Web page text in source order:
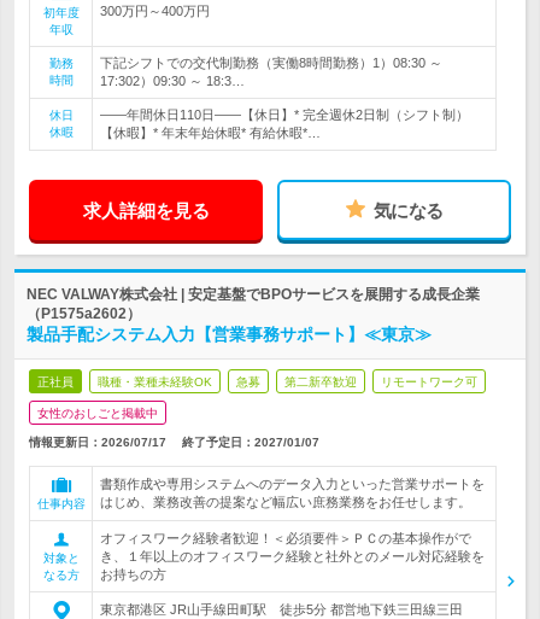
初年度
年収
300万円～400万円
勤務
時間
下記シフトでの交代制勤務（実働8時間勤務）1）08:30 ～
17:302）09:30 ～ 18:3…
休日
休暇
――年間休日110日――【休日】* 完全週休2日制（シフト制）
【休暇】* 年末年始休暇* 有給休暇*…
求人詳細を見る 気になる
NEC VALWAY株式会社 | 安定基盤でBPOサービスを展開する成長企業
（P1575a2602）
製品手配システム入力【営業事務サポート】≪東京≫
正社員 職種・業種未経験OK 急募 第二新卒歓迎 リモートワーク可
女性のおしごと掲載中
情報更新日：2026/07/17 終了予定日： 2027/01/07
仕事内容
書類作成や専用システムへのデータ入力といった営業サポートを
はじめ、業務改善の提案など幅広い庶務業務をお任せします。
対象と
なる方
オフィスワーク経験者歓迎！＜必須要件＞ＰＣの基本操作がで
き、１年以上のオフィスワーク経験と社外とのメール対応経験を
お持ちの方
東京都港区 JR山手線田町駅 徒歩5分 都営地下鉄三田線三田